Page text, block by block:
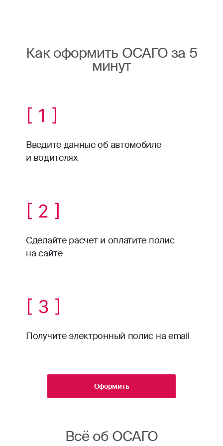
Как оформить ОСАГО за 5
минут
[ 1 ]
Введите данные об автомобиле
и водителях
[ 2 ]
Сделайте расчет и оплатите полис
на сайте
[ 3 ]
Получите электронный полис на email
Оформить
Всё об ОСАГО